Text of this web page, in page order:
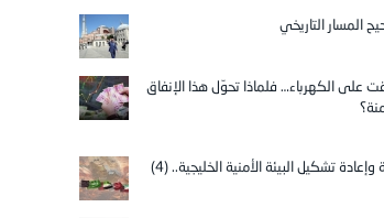
المسار التاريخي
أُنفقت على الكهرباء… فلماذا تحوّل هذا الإنفاق
تشكيل البيئة الأمنية الخليجية.. (4)